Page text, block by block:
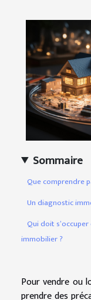
Sommaire
Que comprendre
Un diagnostic
Qui doit
immobilier ?
Pour vendre ou
prendre des